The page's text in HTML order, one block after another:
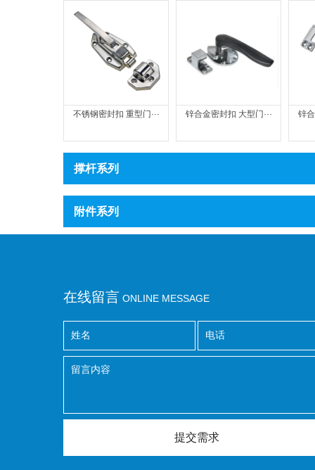
不锈钢密封扣 重型门··· 锌合金密封扣 大型门··· 锌
撑杆系列
附件系列
在线留言 ONLINE MESSAGE